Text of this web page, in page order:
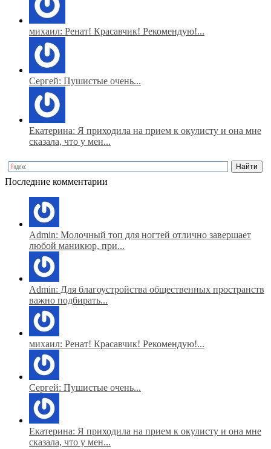
михаил: Ренат! Красавчик! Рекомендую!...
Сергей: Пушистые очень...
Екатерина: Я приходила на прием к окулисту и она мне
сказала, что у мен...
Последние комментарии
Admin: Молочный топ для ногтей отлично завершает
любой маникюр, при...
Admin: Для благоустройства общественных пространств
важно подбирать...
михаил: Ренат! Красавчик! Рекомендую!...
Сергей: Пушистые очень...
Екатерина: Я приходила на прием к окулисту и она мне
сказала, что у мен...